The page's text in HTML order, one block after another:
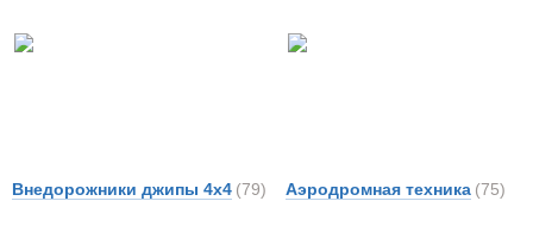
Внедорожники джипы 4х4 (79) Аэродромная техника (75)